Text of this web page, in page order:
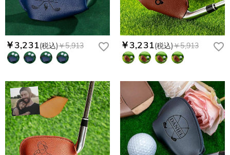
￥3,231(税込)￥5,913 ￥3,231(税込)￥5,913